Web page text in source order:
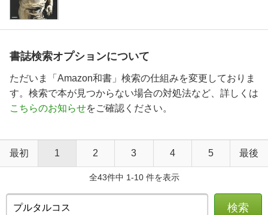
書誌検索オプションについて
ただいま「Amazon和書」検索の仕組みを変更しておりま
す。検索で本が見つからない場合の対処法など、詳しくは
こちらのお知らせをご確認ください。
最初 1 2 3 4 5 最後
全43件中 1-10 件を表示
検索